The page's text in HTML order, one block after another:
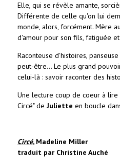
Elle, qui se révèle amante,
Différente de celle qu'on lui
monde, alors, forcément. Mère
d'amour pour son fils, fatiguée
Raconteuse d'histoires,
peut-être... Le plus grand
celui-là : savoir raconter des
Une lecture coup de coeur à lire
Circé" de Juliette en boucle
Circé, Madeline Miller
traduit par Christine Auché